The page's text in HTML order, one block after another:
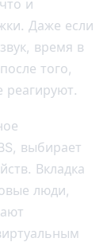
и
Даже если
время в
того,
выбирает
Вкладка
люди,